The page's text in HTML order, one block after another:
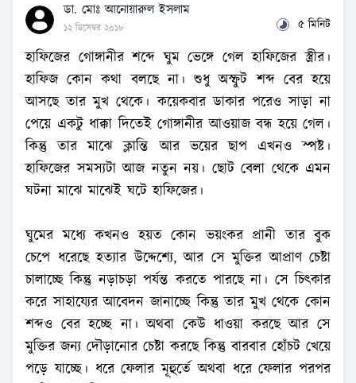
ডা. মোঃ আনোয়ারুল ইসলাম
১২ ডিসেম্বর ২০১৮ ৫ মিনিট
হাফিজের গোঙ্গানীর শব্দে ঘুম ভেঙ্গে গেল হাফিজের স্ত্রীর।
হাফিজ কোন কথা বলছে না। শুধু অস্ফুট শব্দ বের হয়ে
আসছে তার মুখ থেকে। কয়েকবার ডাকার পরেও সাড়া না
পেয়ে একটু ধাক্কা দিতেই গোঙ্গানীর আওয়াজ বন্ধ হয়ে গেল।
কিন্তু তার মাঝে ক্লান্তি আর ভয়ের ছাপ এখনও স্পষ্ট।
হাফিজের সমস্যটা আজ নতুন নয়। ছোট বেলা থেকে এমন
ঘটনা মাঝে মাঝেই ঘটে হাফিজের।
ঘুমের মধ্যে কখনও হয়ত কোন ভয়ংকর প্রানী তার বুক
চেপে ধরেছে হত্যার উদ্দেশ্যে, আর সে মুক্তির আপ্রাণ চেষ্টা
চালাচ্ছে কিন্তু নড়াচড়া পর্যন্ত করতে পারছে না। সে চিৎকার
করে সাহায্যের আবেদন জানাচ্ছে কিন্তু তার মুখ থেকে কোন
শব্দও বের হচ্ছে না। অথবা কেউ ধাওয়া করছে আর সে
মুক্তির জন্য দৌড়ানোর চেষ্টা করছে কিন্তু বারবার হোঁচট খেয়ে
পড়ে যাচ্ছে। ধরে ফেলার মূহুর্তে অথবা ধরে ফেলার পরপর